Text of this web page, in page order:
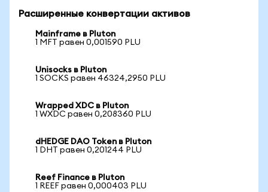
Расширенные конвертации активов
Mainframe в Pluton
1 MFT равен 0,001590 PLU
Unisocks в Pluton
1 SOCKS равен 46324,2950 PLU
Wrapped XDC в Pluton
1 WXDC равен 0,208360 PLU
dHEDGE DAO Token в Pluton
1 DHT равен 0,201244 PLU
Reef Finance в Pluton
1 REEF равен 0,000403 PLU